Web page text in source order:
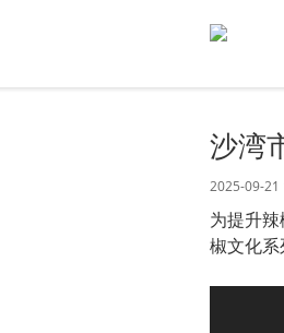
沙湾
2025-09-21
为提升
椒文化系